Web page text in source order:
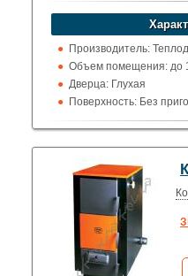
Производитель:
Объем помещения: до
Дверца: Глухая
Поверхность: Без
Кожух: Металлический
Выход дымохода:
Топливо: Пеллеты
Шибер (Кагла): Есть